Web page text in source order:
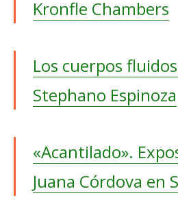
Kronfle Chambers
Los cuerpos
Stephano Espinoza
«Acantilado».
Juana Córdova en